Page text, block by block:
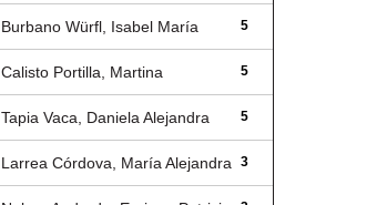
5
Burbano Würfl, Isabel María
5
Calisto Portilla, Martina
5
Tapia Vaca, Daniela Alejandra
3
Larrea Córdova, María Alejandra